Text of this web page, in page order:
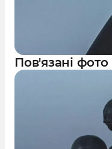
Пов'язані фото